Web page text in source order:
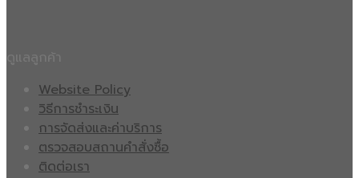
Website Policy
วิธีการชำระเงิน
การจัดส่งและค่าบริการ
ตรวจสอบสถานคำสั่งซื้อ
ติดต่อเรา